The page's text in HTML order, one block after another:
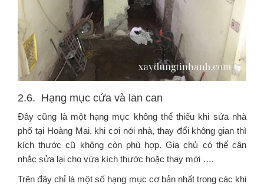
2.6. Hạng mục cửa và lan can
Đây cũng là một hạng mục không thể thiếu khi sửa nhà
phố tại Hoàng Mai. khi cơi nới nhà, thay đổi không gian thì
kích thước cũ không còn phù hợp. Gia chủ có thể cân
nhắc sửa lại cho vừa kích thước hoặc thay mới ….
Trên đây chỉ là một số hạng mục cơ bản nhất trong các khi